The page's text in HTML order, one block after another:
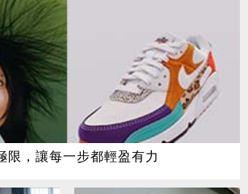
限，讓每一步都輕盈有力